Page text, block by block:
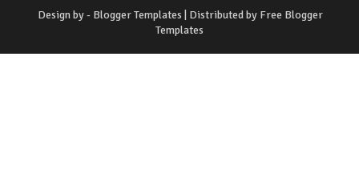
Design by - Blogger Templates | Distributed by Free Blogger
Templates